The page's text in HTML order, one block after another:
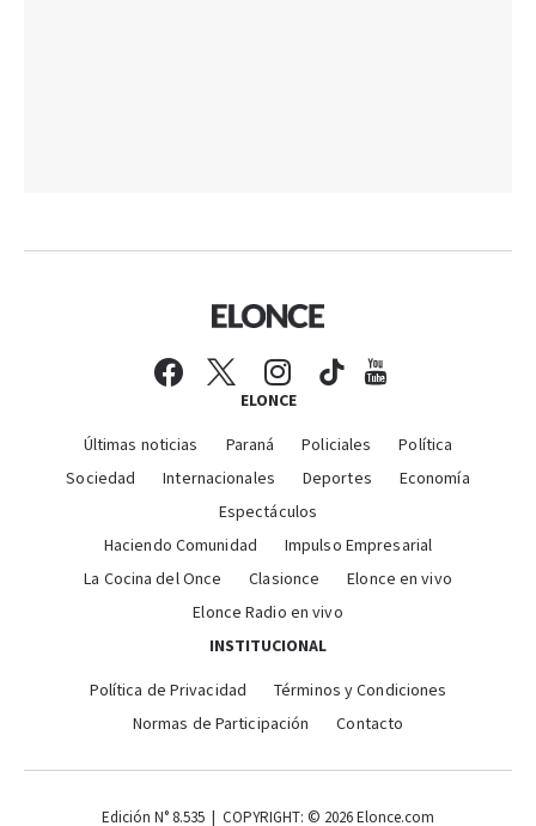
ELONCE
Últimas noticias Paraná Policiales
Política
Sociedad
Internacionales Deportes
Economía
Espectáculos
Haciendo Comunidad
Impulso Empresarial
La Cocina del Once
Clasionce
Elonce en vivo
Elonce Radio en vivo
INSTITUCIONAL
Política de Privacidad
Términos y Condiciones
Normas de Participación
Contacto
Edición N° 8.535 | COPYRIGHT: © 2026 Elonce.com